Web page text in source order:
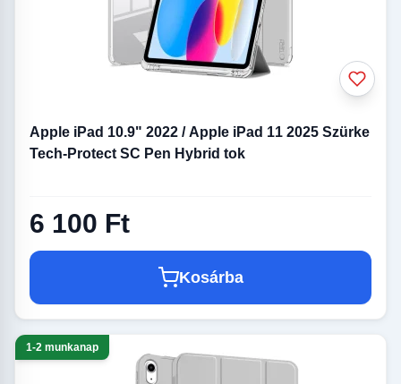
Apple iPad 10.9" 2022 / Apple iPad 11 2025 Szürke
Tech-Protect SC Pen Hybrid tok
6 100 Ft
Kosárba
1-2 munkanap